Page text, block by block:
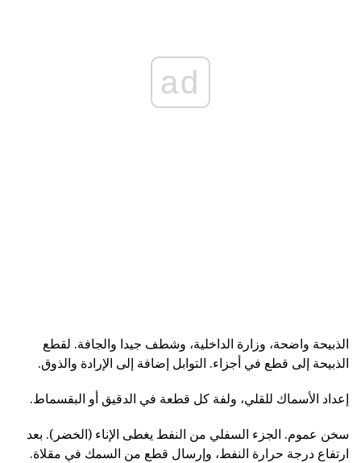
ad
الذبيحة واضحة، وزارة الداخلية، وشطف جيدا والجافة. لقطع
الذبيحة إلى قطع في أجزاء. التوابل إضافة إلى الإرادة والذوق.
إعداد الأسماك للقلي، ولفة كل قطعة في الدقيق أو البقسماط.
سخن عموم. الجزء السفلي من النفط يغطى الإناء (الخضر). بعد
ارتفاع درجة حرارة النفط، وإرسال قطع من السمك في مقلاة.